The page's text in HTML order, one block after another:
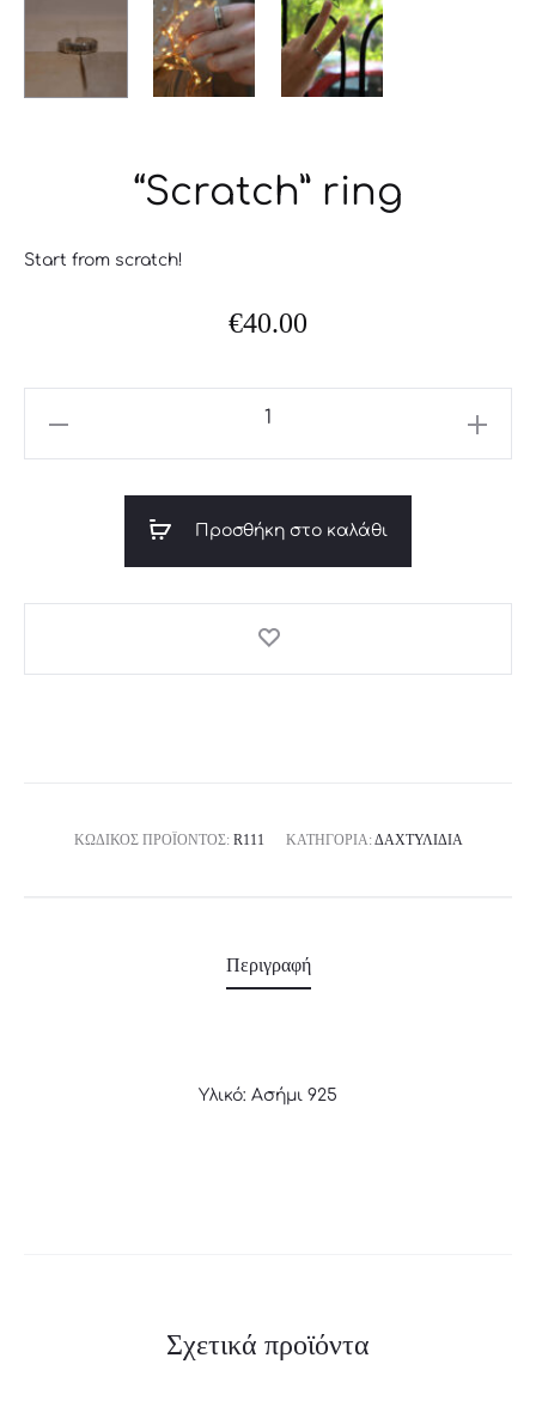
“Scratch” ring
Start from scratch!
€40.00
Προσθήκη στο καλάθι
ΚΩΔΙΚΌΣ ΠΡΟΪΌΝΤΟΣ: R111 ΚΑΤΗΓΟΡΊΑ:ΔΑΧΤΥΛΊΔΙΑ
Περιγραφή
Υλικό: Ασήμι 925
Σχετικά προϊόντα